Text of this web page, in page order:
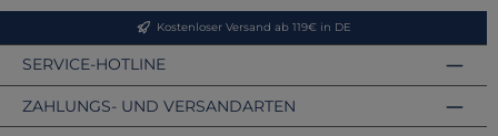
Kostenloser Versand ab 119€ in DE
SERVICE-HOTLINE
ZAHLUNGS- UND VERSANDARTEN